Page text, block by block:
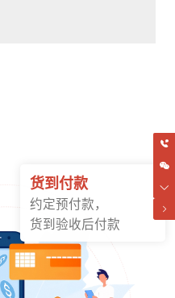
货到付款
约定预付款，
货到验收后付款